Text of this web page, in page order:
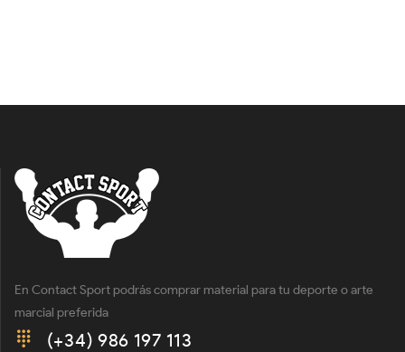
En Contact Sport podrás comprar material para tu deporte o arte
marcial preferida
(+34) 986 197 113